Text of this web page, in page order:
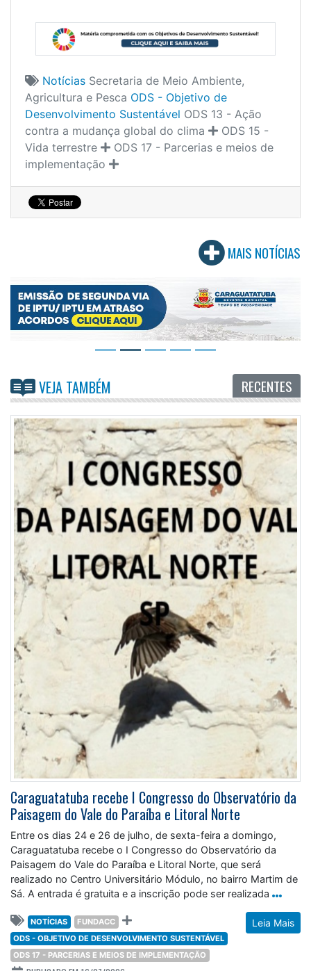
Notícias Secretaria de Meio Ambiente,
Agricultura e Pesca ODS - Objetivo de
Desenvolvimento Sustentável ODS 13 - Ação
contra a mudança global do clima
ODS 15 -
Vida terrestre
ODS 17 - Parcerias e meios de
implementação
MAIS NOTÍCIAS
VEJA TAMBÉM RECENTES
Caraguatatuba recebe I Congresso do Observatório da
Paisagem do Vale do Paraíba e Litoral Norte
Entre os dias 24 e 26 de julho, de sexta-feira a domingo,
Caraguatatuba recebe o I Congresso do Observatório da
Paisagem do Vale do Paraíba e Litoral Norte, que será
realizado no Centro Universitário Módulo, no bairro Martim de
Sá. A entrada é gratuita e a inscrição pode ser realizada
Leia Mais
NOTÍCIAS
FUNDACC
ODS - OBJETIVO DE DESENVOLVIMENTO SUSTENTÁVEL
ODS 17 - PARCERIAS E MEIOS DE IMPLEMENTAÇÃO